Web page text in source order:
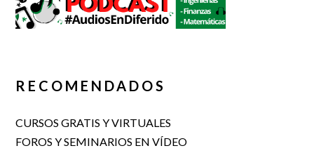
RECOMENDADOS
CURSOS GRATIS Y VIRTUALES
FOROS Y SEMINARIOS EN VÍDEO